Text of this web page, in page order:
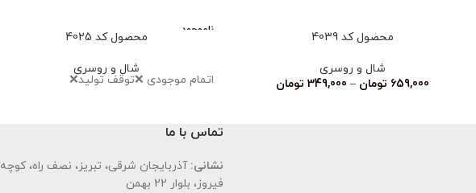
محصول کد 4039
شال و روسری
659,000 تومان –
349,000 تومان
ناموجود محصول کد 4025
شال و روسری
اتمام‌ موجودی ❌توقف تولید❌
تماس با ما
نشانی: آذربایجان شرقی، تبریز، نصف راه، کوچه
فیروز، بلوار 22 بهمن